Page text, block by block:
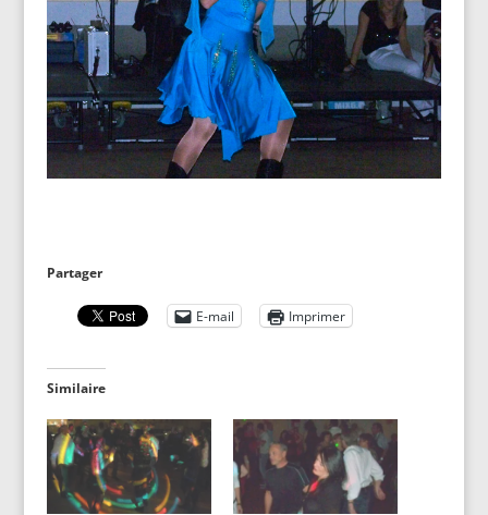
Partager
E-mail Imprimer
Similaire